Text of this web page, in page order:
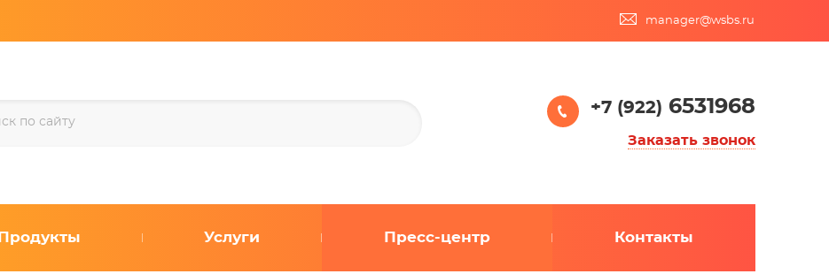
manager@wsbs.ru
+7 (922) 6531968
Заказать звонок
Продукты Услуги Пресс-центр Контакты